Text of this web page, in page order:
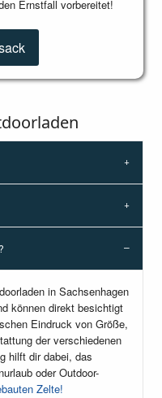
Ernstfall vorbereitet!
in Sachsenhagen
können direkt besichtigt
Eindruck von Größe,
der verschiedenen
hilft dir dabei, das
oder Outdoor-
Zelte!